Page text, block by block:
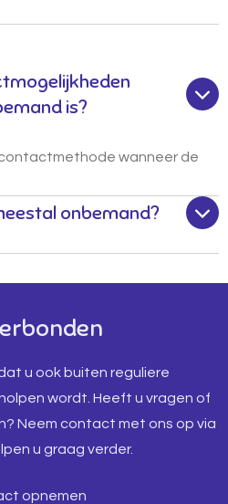
is?
wanneer de
onbemand?
u ook buiten reguliere
wordt. Heeft u vragen of
Neem contact met ons op via
u graag verder.
opnemen